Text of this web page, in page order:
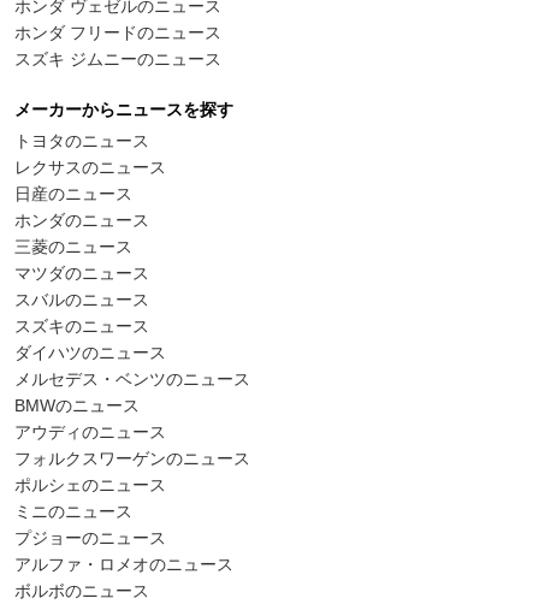
ホンダ ヴェゼルのニュース
ホンダ フリードのニュース
スズキ ジムニーのニュース
メーカーからニュースを探す
トヨタのニュース
レクサスのニュース
日産のニュース
ホンダのニュース
三菱のニュース
マツダのニュース
スバルのニュース
スズキのニュース
ダイハツのニュース
メルセデス・ベンツのニュース
BMWのニュース
アウディのニュース
フォルクスワーゲンのニュース
ポルシェのニュース
ミニのニュース
プジョーのニュース
アルファ・ロメオのニュース
ボルボのニュース